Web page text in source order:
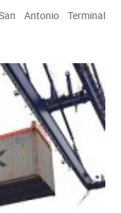
Antonio Terminal